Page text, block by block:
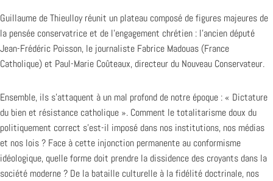
Guillaume de Thieulloy réunit un plateau composé de figures majeures de
la pensée conservatrice et de l’engagement chrétien : l’ancien député
Jean-Frédéric Poisson, le journaliste Fabrice Madouas (France
Catholique) et Paul-Marie Coûteaux, directeur du Nouveau Conservateur.
Ensemble, ils s’attaquent à un mal profond de notre époque : « Dictature
du bien et résistance catholique ». Comment le totalitarisme doux du
politiquement correct s’est-il imposé dans nos institutions, nos médias
et nos lois ? Face à cette injonction permanente au conformisme
idéologique, quelle forme doit prendre la dissidence des croyants dans la
société moderne ? De la bataille culturelle à la fidélité doctrinale, nos